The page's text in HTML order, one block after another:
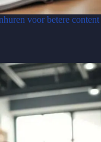
voor betere content